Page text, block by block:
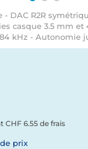
DAC R2R
casque 3.5 mm
kHz - Autonomie
CHF 6.55 de frais
prix